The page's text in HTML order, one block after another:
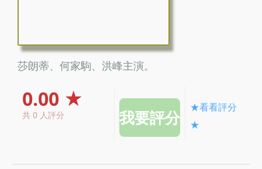
莎朗蒂、何家駒、洪峰主演。
0.00 ★
共 0 人評分
★看看評分
★